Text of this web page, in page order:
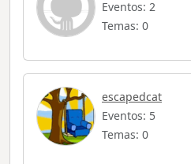
Eventos: 2
Temas: 0
escapedcat
Eventos: 5
Temas: 0